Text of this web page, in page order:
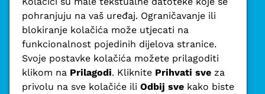
pohranjuju na vaš uređaj. Ograničavanje ili
blokiranje kolačića može utjecati na
funkcionalnost pojedinih dijelova stranice.
Svoje postavke kolačića možete prilagoditi
klikom na Prilagodi. Kliknite Prihvati sve za
privolu na sve kolačiće ili Odbij sve kako biste